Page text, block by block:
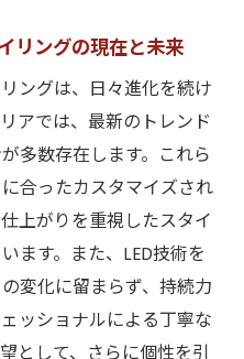
リングの現在と未来
ングは、日々進化を続け
アでは、最新のトレンド
多数存在します。これら
合ったカスタマイズされ
上がりを重視したスタイ
ます。また、LED技術を
変化に留まらず、持続力
ッショナルによる丁寧な